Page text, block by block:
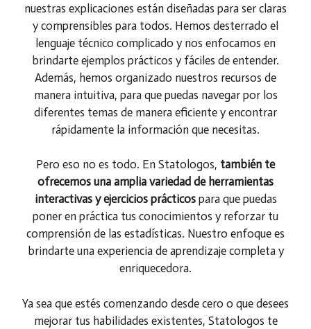
nuestras explicaciones están diseñadas para ser claras
y comprensibles para todos. Hemos desterrado el
lenguaje técnico complicado y nos enfocamos en
brindarte ejemplos prácticos y fáciles de entender.
Además, hemos organizado nuestros recursos de
manera intuitiva, para que puedas navegar por los
diferentes temas de manera eficiente y encontrar
rápidamente la información que necesitas.
Pero eso no es todo. En Statologos, también te
ofrecemos una amplia variedad de herramientas
interactivas y ejercicios prácticospara que puedas
poner en práctica tus conocimientos y reforzar tu
comprensión de las estadísticas. Nuestro enfoque es
brindarte una experiencia de aprendizaje completa y
enriquecedora.
Ya sea que estés comenzando desde cero o que desees
mejorar tus habilidades existentes, Statologos te